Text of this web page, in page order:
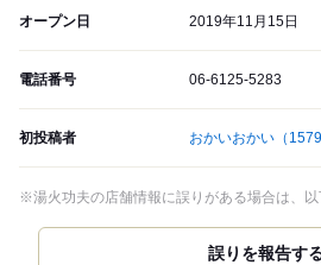
オープン日 2019年11月15日
電話番号 06-6125-5283
初投稿者 おかいおかい （1579
※湯火功夫の店舗情報に誤りがある場合は、以
誤りを報告す